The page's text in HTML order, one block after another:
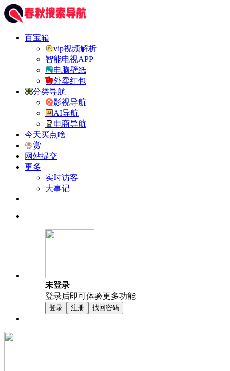
百宝箱
vip视频解析
智能电视APP
电脑壁纸
外卖红包
分类导航
影视导航
AI导航
电商导航
今天买点啥
赏
网站提交
更多
实时访客
大事记
未登录
登录后即可体验更多功能
登录 注册 找回密码